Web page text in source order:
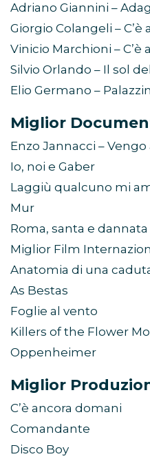
Adriano Giannini –
Giorgio Colangeli –
Vinicio Marchioni – C’è
Silvio Orlando – Il sol
Elio Germano –
Miglior
Enzo Jannacci – Vengo
Io, noi e Gaber
Laggiù qualcuno mi
Mur
Roma, santa e dannata
Miglior Film
Anatomia di una
As Bestas
Foglie al vento
Killers of the Flower
Oppenheimer
Miglior
C’è ancora domani
Comandante
Disco Boy